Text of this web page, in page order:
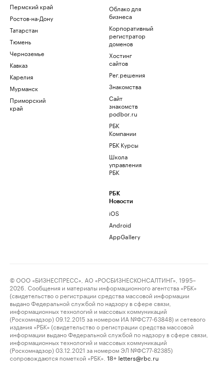
Пермский край
Ростов-на-Дону
Татарстан
Тюмень
Черноземье
Кавказ
Карелия
Мурманск
Приморский
край
Облако для
бизнеса
Корпоративный
регистратор
доменов
Хостинг
сайтов
Рег.решения
Знакомства
Сайт
знакомств
podbor.ru
РБК
Компании
РБК Курсы
Школа
управления
РБК
РБК
Новости
iOS
Android
AppGallery
© ООО «БИЗНЕСПРЕСС», АО «РОСБИЗНЕСКОНСАЛТИНГ», 1995–
2026. Сообщения и материалы информационного агентства «РБК»
(свидетельство о регистрации средства массовой информации
выдано Федеральной службой по надзору в сфере связи,
информационных технологий и массовых коммуникаций
(Роскомнадзор) 09.12.2015 за номером ИА №ФС77-63848) и сетевого
издания «РБК» (свидетельство о регистрации средства массовой
информации выдано Федеральной службой по надзору в сфере связи,
информационных технологий и массовых коммуникаций
(Роскомнадзор) 03.12.2021 за номером ЭЛ №ФС77-82385)
сопровождаются пометкой «РБК».
18+ letters@rbc.ru